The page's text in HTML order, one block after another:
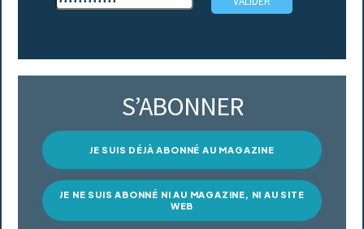
S’ABONNER
JE SUIS DÉJÀ ABONNÉ AU MAGAZINE
JE NE SUIS ABONNÉ NI AU MAGAZINE, NI AU SITE
WEB